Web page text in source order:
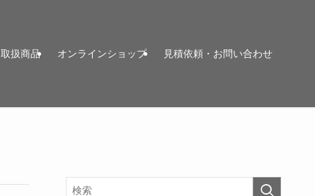
取扱商品 オンラインショップ 見積依頼・お問い合わせ